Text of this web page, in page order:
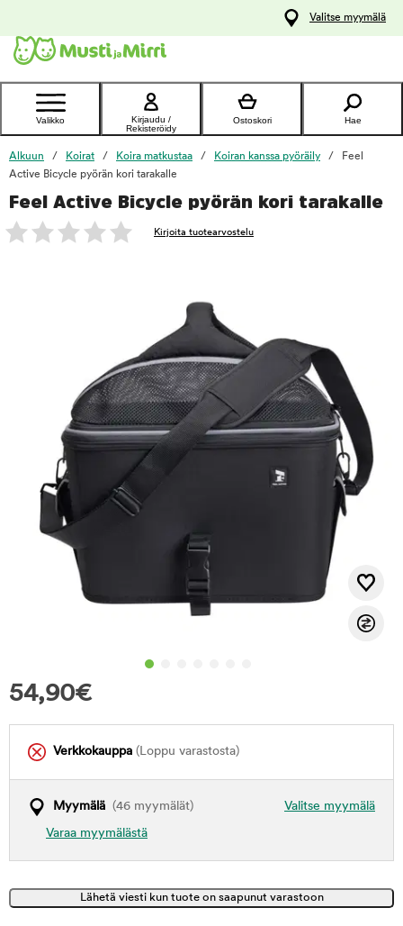
Ota yhteyttä
asiakaspalveluun
Valitse myymälä
Valikko
Kirjaudu /
Rekisteröidy
Ostoskori Hae
Alkuun Koirat Koira matkustaa Koiran kanssa pyöräily
Feel
Active Bicycle pyörän kori tarakalle
Feel Active Bicycle pyörän kori tarakalle
Kirjoita tuotearvostelu
54,90€
Verkkokauppa (Loppu varastosta)
Valitse myymälä
Myymälä (46 myymälät)
Varaa myymälästä
foo